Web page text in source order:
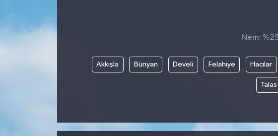
Nem:
Akkışla Bünyan Develi Felahiye Hacılar
Talas
Yönetim Kurulu